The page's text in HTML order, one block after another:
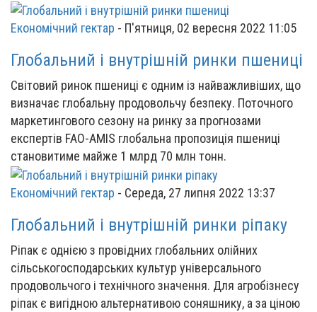
Економічний гектар - П'ятниця, 02 вересня 2022 11:05
Глобальний і внутрішній ринки пшениці
Світовий ринок пшениці є одним із найважливіших, що
визначає глобальну продовольчу безпеку. Поточного
маркетингового сезону на ринку за прогнозами
експертів FAO-AMIS глобальна пропозиція пшениці
становитиме майже 1 млрд 70 млн тонн.
Економічний гектар - Середа, 27 липня 2022 13:37
Глобальний і внутрішній ринки ріпаку
Ріпак є однією з провідних глобальних олійних
сільськогосподарських культур універсального
продовольчого і технічного значення. Для агробізнесу
ріпак є вигідною альтернативою соняшнику, а за ціною